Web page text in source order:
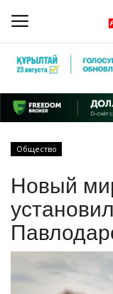
Главная
ПАВЛОДАРСКАЯ
КАЗАХСТАН
Общество
Новый